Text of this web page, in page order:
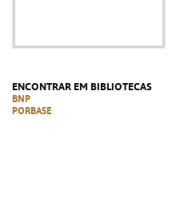
ENCONTRAR EM BIBLIOTECAS
BNP
PORBASE